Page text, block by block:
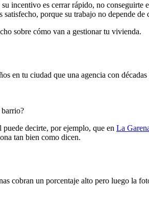
incentivo es cerrar rápido, no conseguirte
satisfecho, porque su trabajo no depende de
sobre cómo van a gestionar tu vivienda.
en tu ciudad que una agencia con
decirte, por ejemplo, que en La
tan bien como dicen.
cobran un porcentaje alto pero luego la